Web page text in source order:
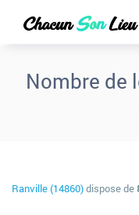
Nombre de
Ranville (14860)dispose de